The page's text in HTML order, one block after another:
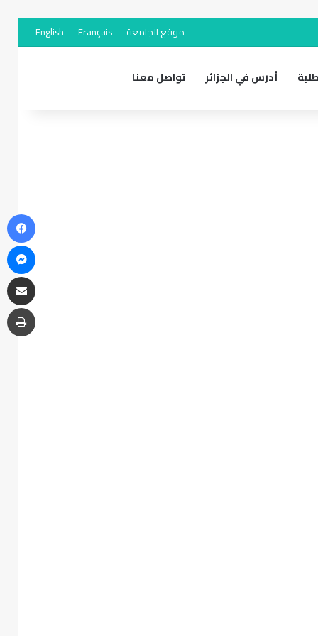
موقع الجامعة Français
English
أدرس في الجزائر تواصل معنا